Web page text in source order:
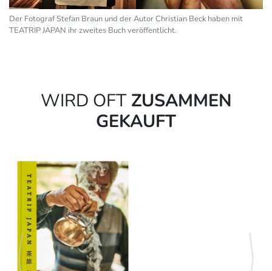
Der Fotograf Stefan Braun und der Autor Christian Beck haben mit
TEATRIP JAPAN ihr zweites Buch veröffentlicht.
WIRD OFTZUSAMMEN
GEKAUFT
zurück